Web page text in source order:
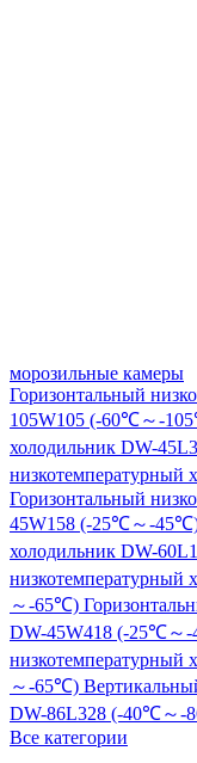
морозильные камеры
Горизонтальный
105W105 (-60℃～-
холодильник DW-
Горизонтальный
45W158 (-25℃～-
холодильник DW-
низкотемпературный
～-65℃)
DW-45W418 (-25℃～
низкотемпературный
～-65℃)
DW-86L328 (-40℃～-
Все категории